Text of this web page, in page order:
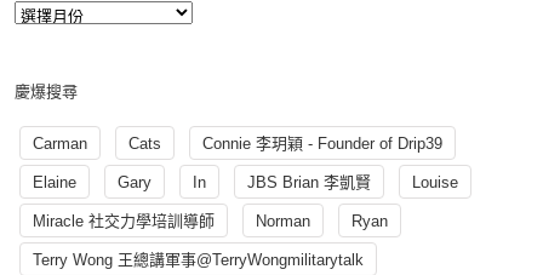
慶爆搜尋
Carman Cats Connie 李玥穎 - Founder of Drip39
Elaine Gary In JBS Brian 李凱賢 Louise
Miracle 社交力學培訓導師 Norman Ryan
Terry Wong 王總講軍事@TerryWongmilitarytalk